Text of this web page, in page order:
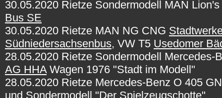
30.05.2020 Rietze Sondermodell MAN
Bus SE
30.05.2020 Rietze MAN NG CNG
Südniedersachsenbus, VW T5 Usedomer
28.05.2020 Rietze Sondermodell Mercedes-
AG HHAWagen 1976 "Stadt im Modell"
28.05.2020 Rietze Mercedes-Benz O 405
und Sondermodell "Der Spielzeugschotte"